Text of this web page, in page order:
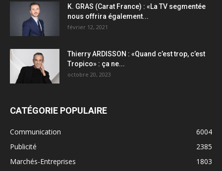
quantity
K. GRAS (Carat France) : «La TV segmentée
nous offrira également...
février 12, 2021
Thierry ARDISSON : «Quand c’est trop, c’est
Tropico» : ça ne...
octobre 20, 2023
CATÉGORIE POPULAIRE
Communication
6004
Publicité
2385
Marchés-Entreprises
1803